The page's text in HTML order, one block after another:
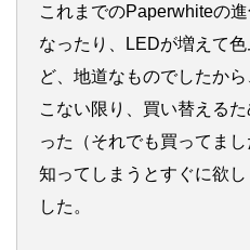
これまでのPaperwhiteの
なったり、LEDが増えて
ど、地道なものでしたか
こない限り、買い替える
った（それでも買ってま
知ってしまうとすぐに欲
した。